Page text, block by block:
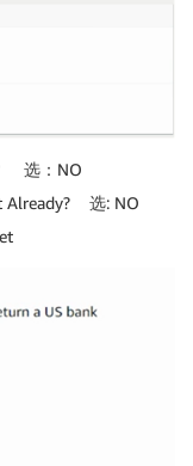
选：NO
Already? 选: NO